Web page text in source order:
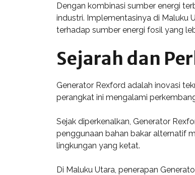
Dengan kombinasi sumber energi
industri. Implementasinya di Maluku
terhadap sumber energi fosil yang
Sejarah dan
Generator Rexford adalah inovasi
perangkat ini mengalami
Sejak diperkenalkan, Generator
penggunaan bahan bakar alternatif
lingkungan yang ketat.
Di Maluku Utara, penerapan